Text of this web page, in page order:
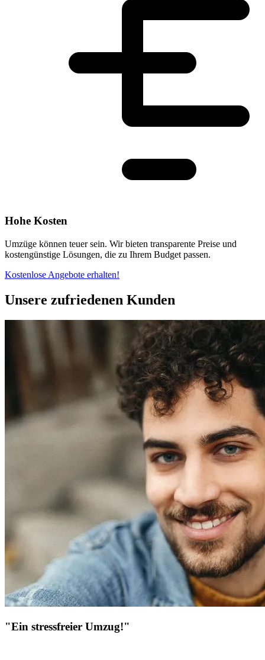
Hohe Kosten
Umzüge können teuer sein. Wir bieten transparente Preise und
kostengünstige Lösungen, die zu Ihrem Budget passen.
Kostenlose Angebote erhalten!
Unsere zufriedenen Kunden
"Ein stressfreier Umzug!"